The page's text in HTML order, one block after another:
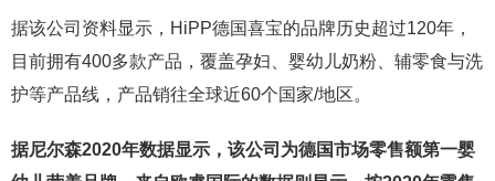
据该公司资料显示，HiPP德国喜宝的品牌历史超过120年，
目前拥有400多款产品，覆盖孕妇、婴幼儿奶粉、辅零食与洗
护等产品线，产品销往全球近60个国家/地区。
据尼尔森2020年数据显示，该公司为德国市场零售额第一婴